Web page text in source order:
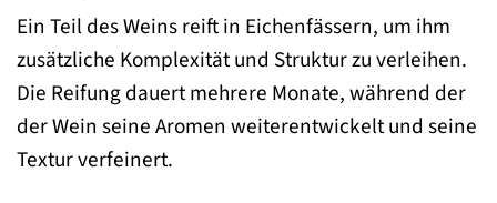
Ein Teil des Weins reift in Eichenfässern, um ihm
zusätzliche Komplexität und Struktur zu verleihen.
Die Reifung dauert mehrere Monate, während der
der Wein seine Aromen weiterentwickelt und seine
Textur verfeinert.